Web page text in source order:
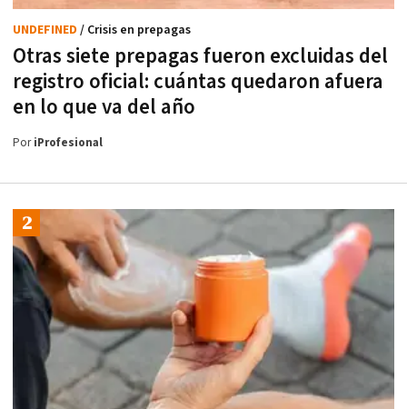
Otras siete prepagas fueron excluidas del
registro oficial: cuántas quedaron afuera
en lo que va del año
UNDEFINED / Crisis en prepagas
PoriProfesional